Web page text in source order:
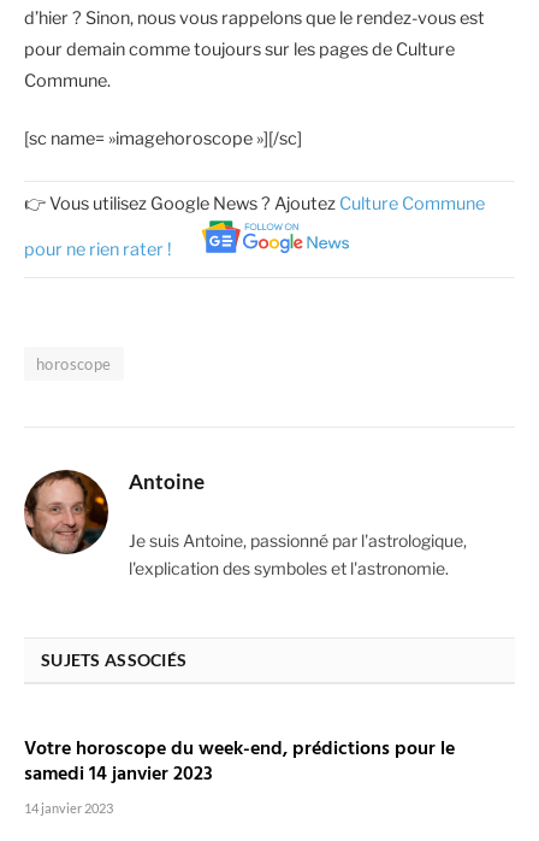
d’hier ? Sinon, nous vous rappelons que le rendez-vous est
pour demain comme toujours sur les pages de Culture
Commune.
[sc name= »imagehoroscope »][/sc]
👉 Vous utilisez Google News ? Ajoutez Culture Commune
pour ne rien rater !
horoscope
Antoine
Je suis Antoine, passionné par l'astrologique,
l'explication des symboles et l'astronomie.
SUJETS ASSOCIÉS
Votre horoscope du week-end, prédictions pour le
samedi 14 janvier 2023
14 janvier 2023